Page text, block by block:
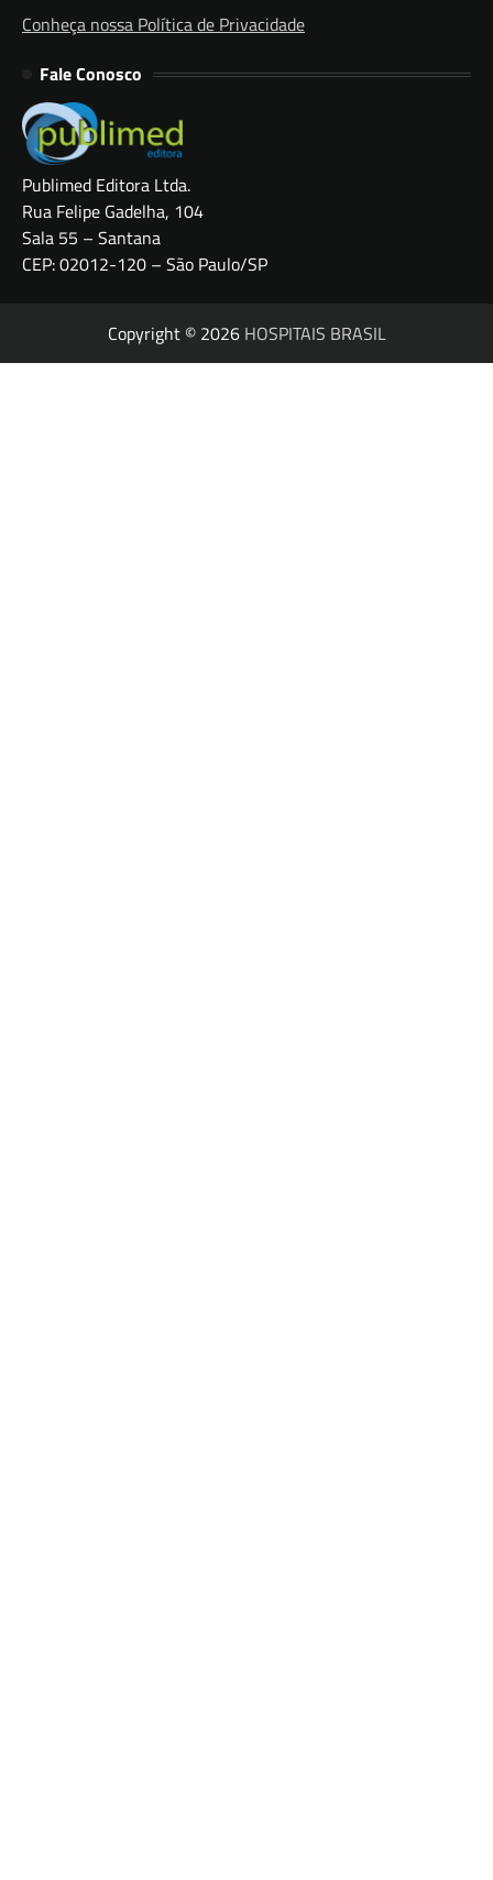
Conheça nossa Política de Privacidade
Fale Conosco
Publimed Editora Ltda.
Rua Felipe Gadelha, 104
Sala 55 – Santana
CEP: 02012-120 – São Paulo/SP
Copyright © 2026 HOSPITAIS BRASIL